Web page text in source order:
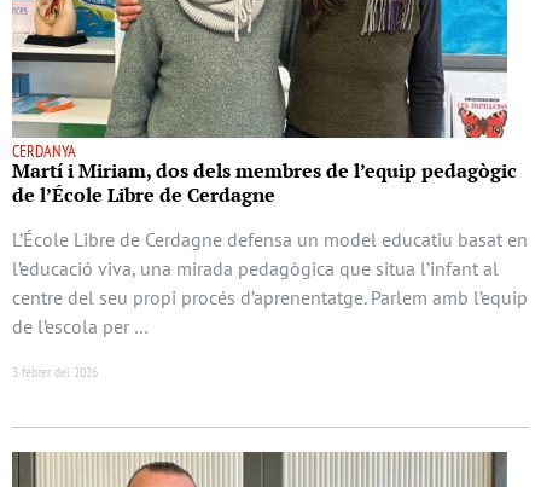
CERDANYA
Martí i Miriam, dos dels membres de l’equip pedagògic
de l’École Libre de Cerdagne
L’École Libre de Cerdagne defensa un model educatiu basat en
l’educació viva, una mirada pedagògica que situa l’infant al
centre del seu propi procés d’aprenentatge. Parlem amb l’equip
de l’escola per …
3 febrer del 2026